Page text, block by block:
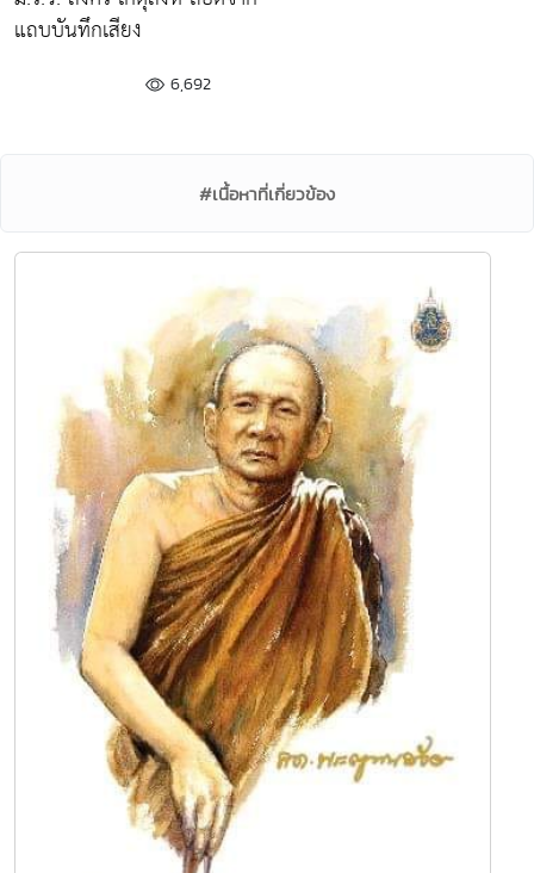
แถบบันทึกเสียง
6,692
#เนื้อหาที่เกี่ยวข้อง